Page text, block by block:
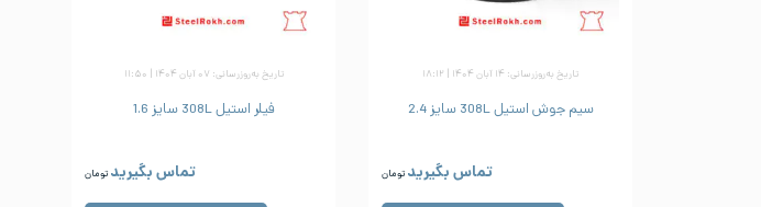
تاریخ به‌روزرسانی: ۱۴ آبان ۱۴۰۴ | ۱۸:۱۲
سیم جوش استیل 308L سایز 2.4
تماس بگیرید تومان
تاریخ به‌روزرسانی: ۰۷ آبان ۱۴۰۴ | ۱۱:۵۰
فیلر استیل 308L سایز 1.6
تماس بگیرید تومان